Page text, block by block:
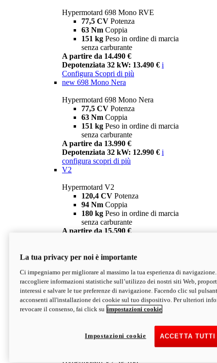
Hypermotard 698 Mono RVE
77,5 CV Potenza
63 Nm Coppia
151 kg Peso in ordine di marcia
senza carburante
A partire da 14.490 €
Depotenziata 32 kW: 13.490 € i
Configura Scopri di più
new 698 Mono Nera
Hypermotard 698 Mono Nera
77,5 CV Potenza
63 Nm Coppia
151 kg Peso in ordine di marcia
senza carburante
A partire da 13.990 €
Depotenziata 32 kW: 12.990 € i
configura scopri di più
V2
Hypermotard V2
120,4 CV Potenza
94 Nm Coppia
180 kg Peso in ordine di marcia
senza carburante
A partire da 15.590 €
V2 SP
Hypermotard V2 SP
120,4 CVPotenza
94 NmCoppia
177 kgPeso in ordine di marcia
senza carburante
Depotenziata 35 kW: 18.890 € i
configura scopri di più
La tua privacy per noi è importante
Ci impegniamo per migliorare al massimo la tua esperienza di
raccogliere informazioni statistiche sull’utilizzo dei nostri siti Web,
interessi e salvare le tue preferenze di navigazione. Facendo clic sul
acconsenti all'installazione dei cookie sul tuo dispositivo. Per ulteriori
revocare il consenso, fai click su impostazioni cookie
ACCETTA
Impostazioni cookie